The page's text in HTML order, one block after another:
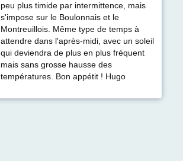
peu plus timide par intermittence, mais
s'impose sur le Boulonnais et le
Montreuillois. Même type de temps à
attendre dans l'après-midi, avec un soleil
qui deviendra de plus en plus fréquent
mais sans grosse hausse des
températures. Bon appétit ! Hugo